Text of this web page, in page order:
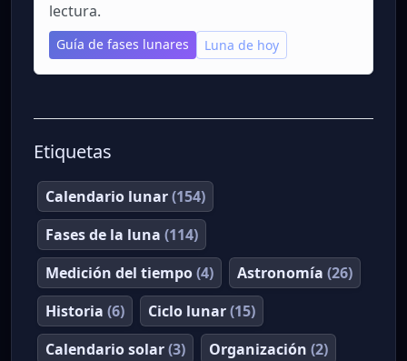
lectura.
Guía de fases lunares Luna de hoy
Etiquetas
Calendario lunar(154)
Fases de la luna (114)
Medición del tiempo(4) Astronomía (26)
Historia (6) Ciclo lunar(15)
Calendario solar(3) Organización (2)